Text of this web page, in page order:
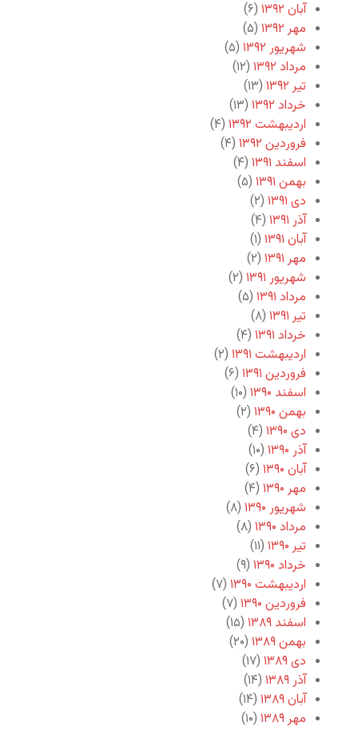
آبان ۱۳۹۲
(۶)
مهر ۱۳۹۲
(۵)
شهریور ۱۳۹۲
(۵)
مرداد ۱۳۹۲
(۱۲)
تیر ۱۳۹۲
(۱۳)
خرداد ۱۳۹۲
(۱۳)
اردیبهشت ۱۳۹۲
(۴)
فروردین ۱۳۹۲
(۴)
اسفند ۱۳۹۱
(۴)
بهمن ۱۳۹۱
(۵)
دی ۱۳۹۱
(۲)
آذر ۱۳۹۱
(۴)
آبان ۱۳۹۱
(۱)
مهر ۱۳۹۱
(۲)
شهریور ۱۳۹۱
(۲)
مرداد ۱۳۹۱
(۵)
تیر ۱۳۹۱
(۸)
خرداد ۱۳۹۱
(۴)
اردیبهشت ۱۳۹۱
(۲)
فروردین ۱۳۹۱
(۶)
اسفند ۱۳۹۰
(۱۰)
بهمن ۱۳۹۰
(۲)
دی ۱۳۹۰
(۴)
آذر ۱۳۹۰
(۱۰)
آبان ۱۳۹۰
(۶)
مهر ۱۳۹۰
(۴)
شهریور ۱۳۹۰
(۸)
مرداد ۱۳۹۰
(۸)
تیر ۱۳۹۰
(۱۱)
خرداد ۱۳۹۰
(۹)
اردیبهشت ۱۳۹۰
(۷)
فروردین ۱۳۹۰
(۷)
اسفند ۱۳۸۹
(۱۵)
بهمن ۱۳۸۹
(۲۰)
دی ۱۳۸۹
(۱۷)
آذر ۱۳۸۹
(۱۴)
آبان ۱۳۸۹
(۱۴)
مهر ۱۳۸۹
(۱۰)